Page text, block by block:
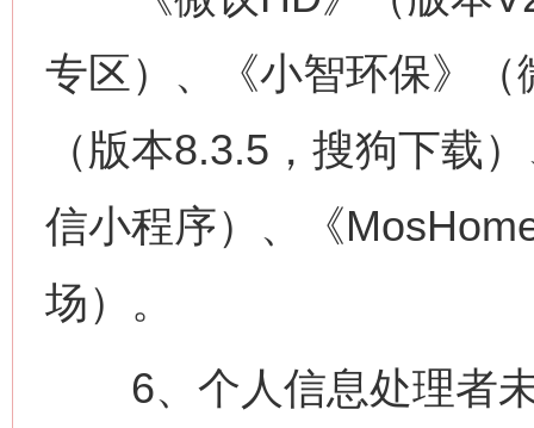
专区）、《小智环保》
（版本8.3.5，搜狗下载
信小程序）、《
场）。
6、个人信息处理者未